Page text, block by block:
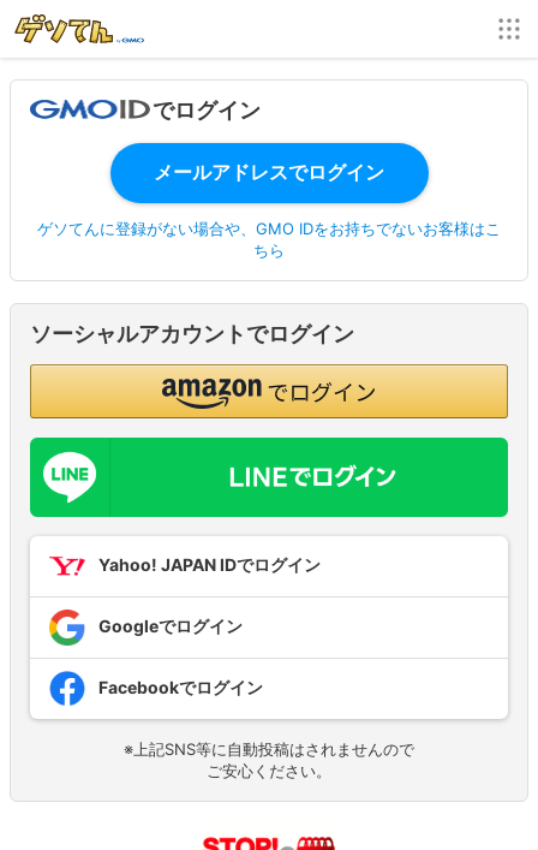
でログイン
ゲソてんに登録がない場合や、GMO IDをお持ちでないお客様はこ
ちら
ソーシャルアカウントでログイン
Yahoo! JAPAN IDでログイン
Googleでログイン
Facebookでログイン
※上記SNS等に自動投稿はされませんので
ご安心ください。